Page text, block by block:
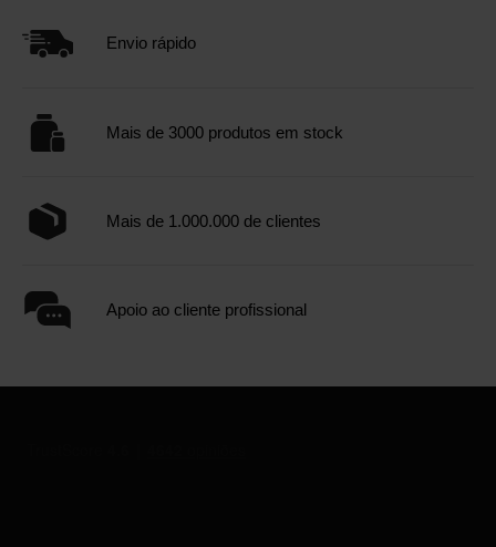
Envio rápido
Mais de 3000 produtos em stock
Mais de 1.000.000 de clientes
Apoio ao cliente profissional